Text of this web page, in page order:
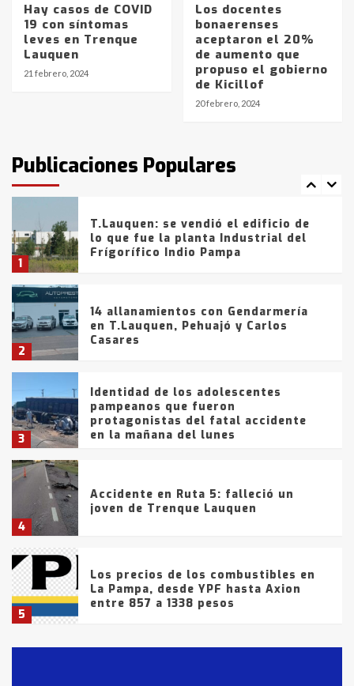
Hay casos de COVID
19 con síntomas
leves en Trenque
Lauquen
21 febrero, 2024
Los docentes
bonaerenses
aceptaron el 20%
de aumento que
propuso el gobierno
de Kicillof
20 febrero, 2024
Publicaciones Populares
La Bolsa de Cereales de Bahía
Blanca anticipa que Agosto vendrá
con lluvias y heladas, en gran parte
fueron detenidos por
comercialización de drogas en la
tarde del sábado
1
T.Lauquen: se vendió el edificio de
lo que fue la planta Industrial del
Frígorífico Indio Pampa
2
14 allanamientos con Gendarmería
en T.Lauquen, Pehuajó y Carlos
Casares
3
Identidad de los adolescentes
pampeanos que fueron
protagonistas del fatal accidente
en la mañana del lunes
4
Accidente en Ruta 5: falleció un
joven de Trenque Lauquen
5
Los precios de los combustibles en
La Pampa, desde YPF hasta Axion
entre 857 a 1338 pesos